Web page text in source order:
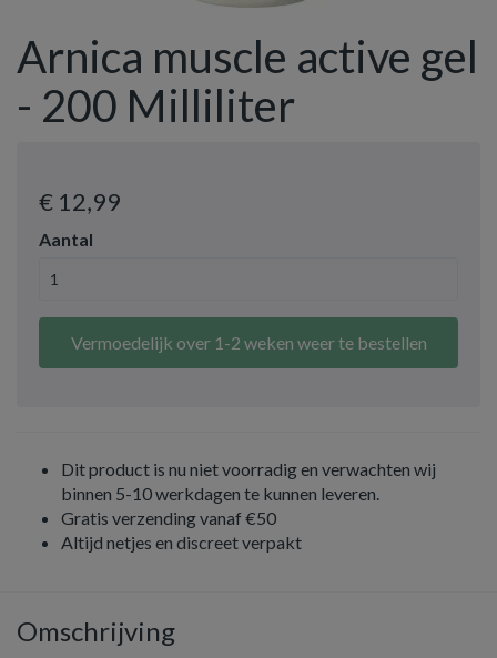
Arnica muscle active gel
- 200 Milliliter
€ 12,99
Aantal
Vermoedelijk over 1-2 weken weer te bestellen
Dit product is nu niet voorradig en verwachten wij
binnen 5-10 werkdagen te kunnen leveren.
Gratis verzending vanaf €50
Altijd netjes en discreet verpakt
Omschrijving